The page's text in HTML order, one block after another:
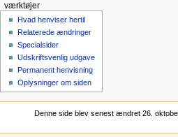
værktøjer
Hvad henviser hertil
Relaterede ændringer
Specialsider
Udskriftsvenlig udgave
Permanent henvisning
Oplysninger om siden
Denne side blev senest ændret 26.